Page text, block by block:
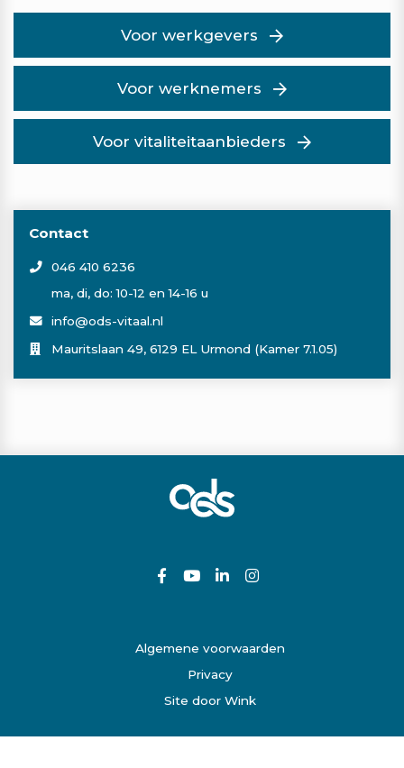
Voor werkgevers
Voor werknemers
Voor vitaliteitaanbieders
Contact
046 410 6236
ma, di, do: 10-12 en 14-16 u
info@ods-vitaal.nl
Mauritslaan 49, 6129 EL Urmond (Kamer 7.1.05)
Algemene voorwaarden
Privacy
Site door Wink